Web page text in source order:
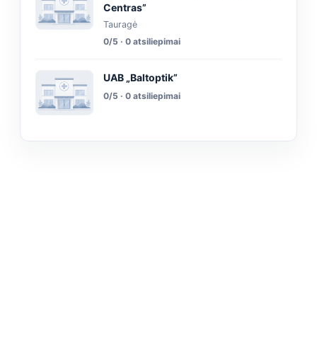
Centras”
Tauragė
0/5 · 0 atsiliepimai
UAB „Baltoptik”
0/5 · 0 atsiliepimai